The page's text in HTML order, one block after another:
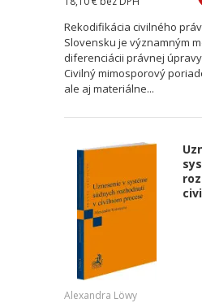
Rekodifikácia civilného
Slovensku je významným
diferenciácii právnej
Civilný mimosporový
ale aj materiálne...
Alexandra Löwy